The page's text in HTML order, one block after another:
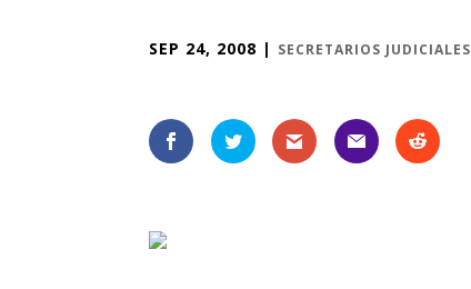
SEP 24, 2008 | SECRETARIOS JUDICIALES